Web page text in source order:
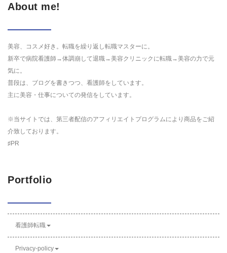
About me!
美容、コスメ好き。転職を繰り返し転職マスターに。
新卒で病院看護師→体調崩して退職→美容クリニックに転職→美容の力で元
気に。
普段は、ブログを書きつつ、看護師をしています。
主に美容・仕事についての発信をしています。
※当サイトでは、第三者配信のアフィリエイトプログラムにより商品をご紹
介致しております。
♯PR
Portfolio
看護師転職
Privacy-policy